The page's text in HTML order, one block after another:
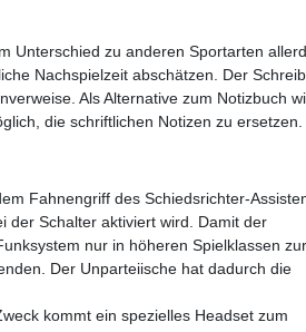
Unterschied zu anderen Sportarten
Nachspielzeit abschätzen. Der
Als Alternative zum Notizbuch
die schriftlichen Notizen zu ersetzen.
Fahnengriff des Schiedsrichter-
der Schalter aktiviert wird. Damit der
nur in höheren Spielklassen zur
Der Unparteiische hat dadurch die
kommt ein spezielles Headset zum